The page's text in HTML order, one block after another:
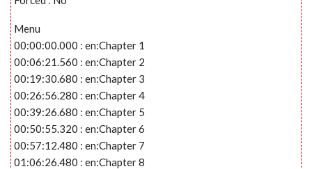
Menu
00:00:00.000 : en:Chapter 1
00:06:21.560 : en:Chapter 2
00:19:30.680 : en:Chapter 3
00:26:56.280 : en:Chapter 4
00:39:26.680 : en:Chapter 5
00:50:55.320 : en:Chapter 6
00:57:12.480 : en:Chapter 7
01:06:26.480 : en:Chapter 8